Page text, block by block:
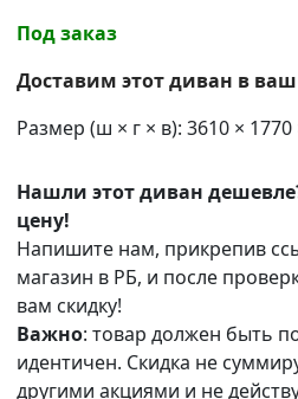
Под заказ
Доставим этот диван в
Размер (ш × г × в): 3610 ×
Нашли этот диван
цену!
Напишите нам, прикрепив
магазин в РБ, и после
вам скидку!
Важно: товар должен быть
идентичен. Скидка не
другими акциями и не